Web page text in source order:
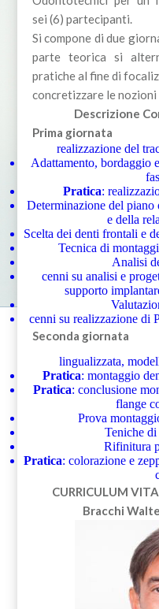
sei (6) partecipanti.
Si compone di due
parte teorica si
pratiche al fine di
concretizzare le nozioni
Descrizione
Prima giornata
realizzazione del
Adattamento, bordaggio
Pratica:
Determinazione del piano
e della
Scelta dei denti frontali e
Tecnica di
Analisi
cenni su analisi e
supporto
cenni su realizzazione di
Seconda giornata
lingualizzata,
Pratica: montaggio
Pratica: conclusione
flange
Prova
Teniche
Rifinitura
Pratica: colorazione e
CURRICULUM
Bracchi